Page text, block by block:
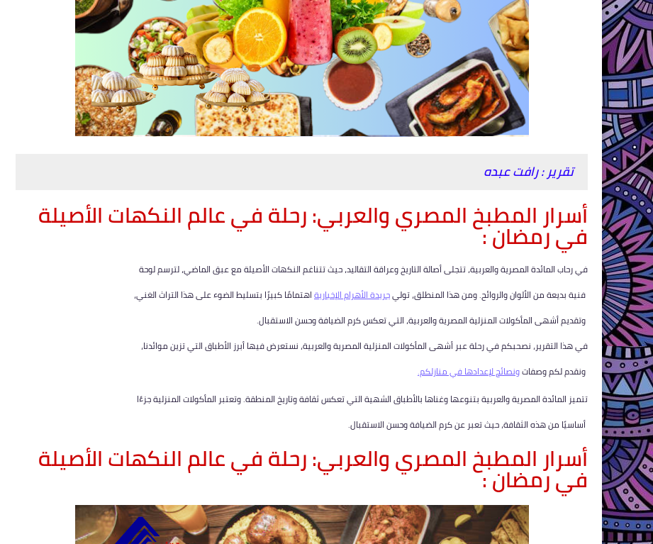
تقرير : رافت عبده
أسرار المطبخ المصري والعربي: رحلة في عالم النكهات الأصيلة
في رمضان :
في رحاب المائدة المصرية والعربية، تتجلى أصالة التاريخ وعراقة التقاليد، حيث تتناغم النكهات الأصيلة مع عبق الماضي، لترسم لوحة
فنية بديعة من الألوان والروائح. ومن هذا المنطلق، توليجريدة الأهرام الإخباريةاهتمامًا كبيرًا بتسليط الضوء على هذا التراث الغني،
وتقديم أشهى المأكولات المنزلية المصرية والعربية، التي تعكس كرم الضيافة وحسن الاستقبال.
في هذا التقرير، نصحبكم في رحلة عبر أشهى المأكولات المنزلية المصرية والعربية، نستعرض فيها أبرز الأطباق التي تزين موائدنا،
ونقدم لكم وصفاتونصائح لإعدادها في منازلكم.
تتميز المائدة المصرية والعربية بتنوعها وغناها بالأطباق الشهية التي تعكس ثقافة وتاريخ المنطقة. وتعتبر المأكولات المنزلية جزءًا
أساسيًا من هذه الثقافة، حيث تعبر عن كرم الضيافة وحسن الاستقبال.
أسرار المطبخ المصري والعربي: رحلة في عالم النكهات الأصيلة
في رمضان :